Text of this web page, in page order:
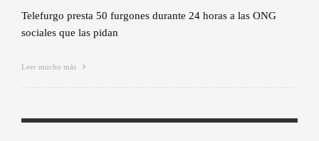
Telefurgo presta 50 furgones durante 24 horas a las ONG
sociales que las pidan
Leer mucho más